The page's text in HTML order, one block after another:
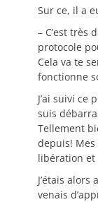
Sur ce, il a
– C’est très
protocole
Cela va te
fonctionne
J’ai suivi ce
suis
Tellement
depuis! Mes
libération et
J’étais
venais